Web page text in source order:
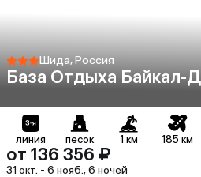
Шида, Россия
База Отдыха Байкал-
линия песок 1 км 185 км
от 136 356 ₽
31 окт. - 6 нояб., 6 ночей